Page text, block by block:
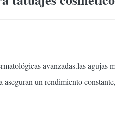
avanzadas.las agujas
un rendimiento